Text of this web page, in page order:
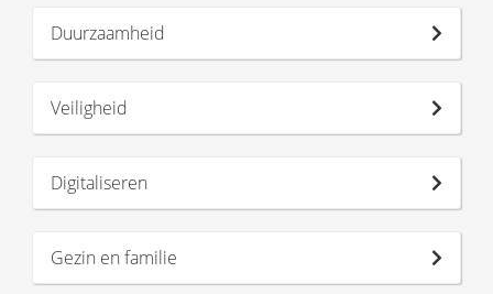
Duurzaamheid
Veiligheid
Digitaliseren
Gezin en familie